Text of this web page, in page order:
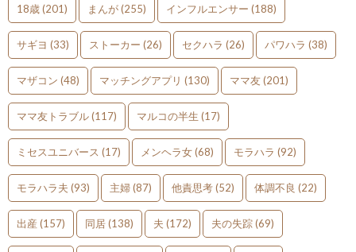
18歳(201) まんが(255) インフルエンサー (188)
サギヨ (33) ストーカー (26) セクハラ (26) パワハラ (38)
マザコン (48) マッチングアプリ (130) ママ友(201)
ママ友トラブル(117) マルコの半生 (17)
ミセスユニバース (17) メンヘラ女(68) モラハラ (92)
モラハラ夫 (93) 主婦(87) 他責思考(52) 体調不良 (22)
出産 (157) 同居(138) 夫 (172) 夫の失踪(69)